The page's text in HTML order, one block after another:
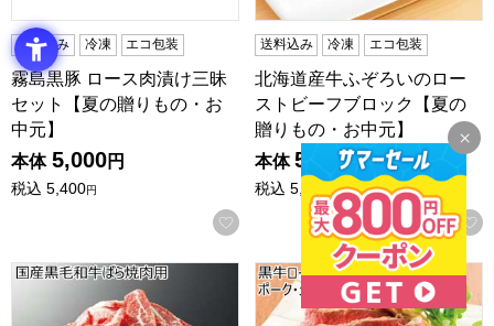
送料込み 冷凍 エコ包装
霧島黒豚 ロース肉漬け三昧
セット【夏の贈りもの・お
中元】
本体 5,000円
税込 5,400円
お気に入りに登録する
送料込み 冷凍 エコ包装
北海道産牛ふぞろいのロー
ストビーフブロック【夏の
贈りもの・お中元】
本体 5,000円
税込 5,400 円
国産黒毛和牛ばら焼肉用【夏の贈りもの・お中元】
黒牛ローストビーフ、黒豚ロ